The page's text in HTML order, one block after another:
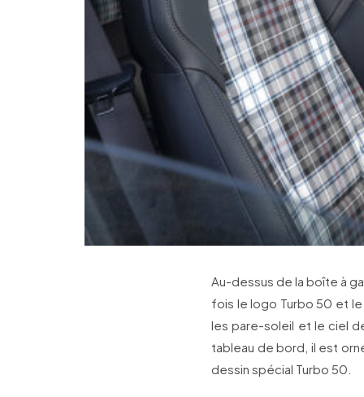
Au-dessus de la boîte à
fois le logo Turbo 50 et
les pare-soleil et le ciel
tableau de bord, il est
dessin spécial Turbo 50.